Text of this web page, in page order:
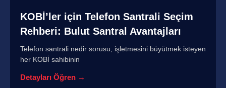
KOBİ’ler için Telefon Santrali Seçim
Rehberi: Bulut Santral Avantajları
Telefon santrali nedir sorusu, işletmesini büyütmek isteyen
her KOBİ sahibinin
Detayları Öğren →